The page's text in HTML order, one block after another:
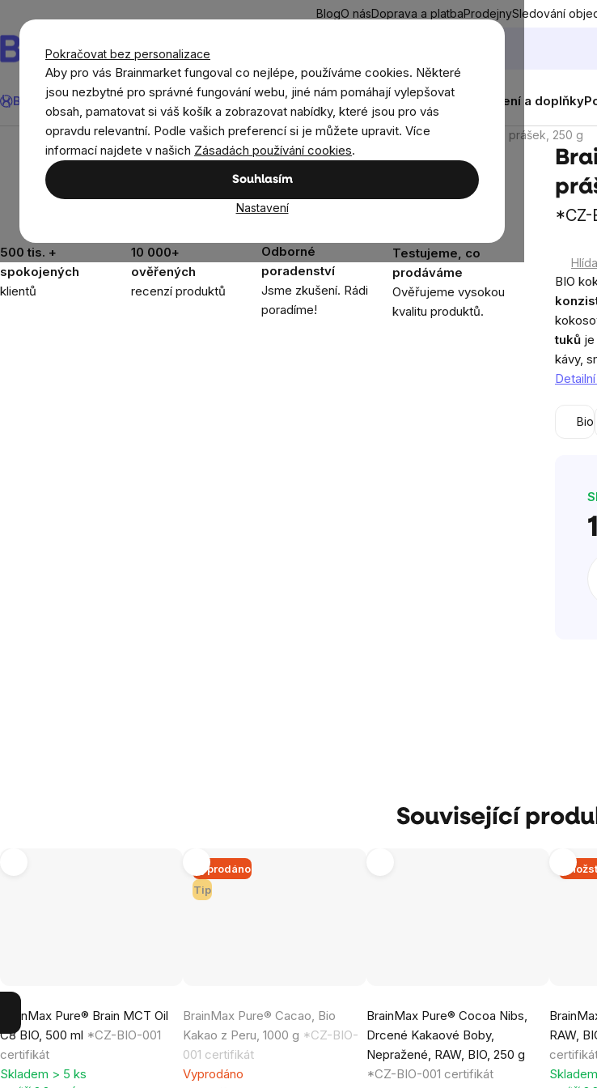
Pokračovat bez personalizace
Aby pro vás Brainmarket fungoval co nejlépe, používáme cookies. Některé
jsou nezbytné pro správné fungování webu, jiné nám pomáhají vylepšovat
obsah, pamatovat si váš košík a zobrazovat nabídky, které jsou pro vás
opravdu relevantní. Podle vašich preferencí si je můžete upravit. Více
informací najdete v našich Zásadách používání cookies.
Souhlasím
Nastavení
obsah
BlogO násDoprava a platbaProdejnySledování
Hledat
BrainMax® Léto Ušetři CíleDoplňky stravy a výživaNovinkyMužiŽenyDěti Oblečení a doplňky
Potraviny Potraviny pro vegany BrainMax Pure® Kokosové mléko BIO prášek, 250 g
*CZ-
500 tis. +
spokojených
klientů
10 000+
ověřených
recenzí produktů
Odborné
poradenství
Jsme zkušení. Rádi
poradíme!
Testujeme, co
prodáváme
Ověřujeme vysokou
kvalitu produktů.
BIO
tuků
kávy,
Bio
Související
BrainMax Pure® Brain MCT Oil
C8 BIO, 500 ml *CZ-BIO-001
certifikát
Průměrné
hodnocení
produktu
je
5,0
Skladem > 5 ks
Tip
Vyprodáno
BrainMax Pure® Cacao, Bio
Kakao z Peru, 1000 g *CZ-BIO-
001 certifikát
hodnocení
produktu
je
4,9
Vyprodáno
BrainMax Pure® Cocoa Nibs,
Drcené Kakaové Boby,
Nepražené, RAW, BIO, 250 g
*CZ-BIO-001 certifikát
hodnocení
produktu
je
5,0
RAW,
je
5,0